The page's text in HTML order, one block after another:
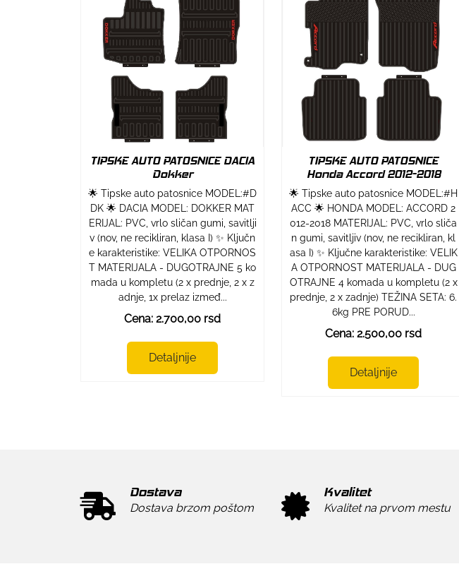
TIPSKE AUTO PATOSNICE DACIA
Dokker
🌟 Tipske auto patosnice MODEL:#D
DK 🌟 DACIA MODEL: DOKKER MAT
ERIJAL: PVC, vrlo sličan gumi, savitlji
v (nov, ne recikliran, klasa I) ✨ Ključn
e karakteristike: VELIKA OTPORNOS
T MATERIJALA - DUGOTRAJNE 5 ko
mada u kompletu (2 x prednje, 2 x z
adnje, 1x prelaz izmeđ...
Cena: 2.700,00 rsd
Detaljnije
TIPSKE AUTO PATOSNICE
Honda Accord 2012-2018
🌟 Tipske auto patosnice MODEL:#H
ACC 🌟 HONDA MODEL: ACCORD 2
012-2018 MATERIJAL: PVC, vrlo sliča
n gumi, savitljiv (nov, ne recikliran, kl
asa I) ✨ Ključne karakteristike: VELIK
A OTPORNOST MATERIJALA - DUG
OTRAJNE 4 komada u kompletu (2 x
prednje, 2 x zadnje) TEŽINA SETA: 6.
6kg PRE PORUD...
Cena: 2.500,00 rsd
Detaljnije
Dostava
Dostava brzom poštom
Kvalitet
Kvalitet na prvom mestu